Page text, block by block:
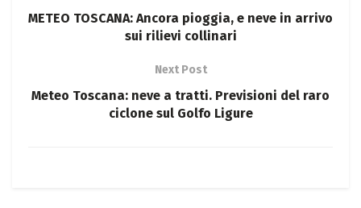
METEO TOSCANA: Ancora pioggia, e neve in arrivo
sui rilievi collinari
Next Post
Meteo Toscana: neve a tratti. Previsioni del raro
ciclone sul Golfo Ligure